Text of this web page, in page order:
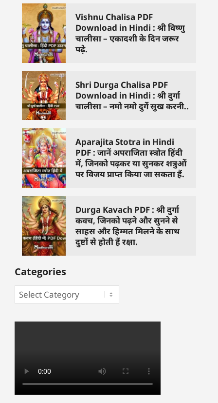
Vishnu Chalisa PDF
Download in Hindi : श्री विष्णु
चालीसा – एकादशी के दिन जरूर
पढ़े.
Shri Durga Chalisa PDF
Download in Hindi : श्री दुर्गा
चालीसा – नमो नमो दुर्गे सुख करनी..
Aparajita Stotra in Hindi
PDF : जानें अपराजिता स्त्रोत हिंदी
में, जिनको पढ़कर या सुनकर शत्रुओं
पर विजय प्राप्त किया जा सकता हैं.
Durga Kavach PDF : श्री दुर्गा
कवच, जिनको पढ़ने और सुनने से
साहस और हिम्मत मिलने के साथ
दुष्टों से होती हैं रक्षा.
Categories